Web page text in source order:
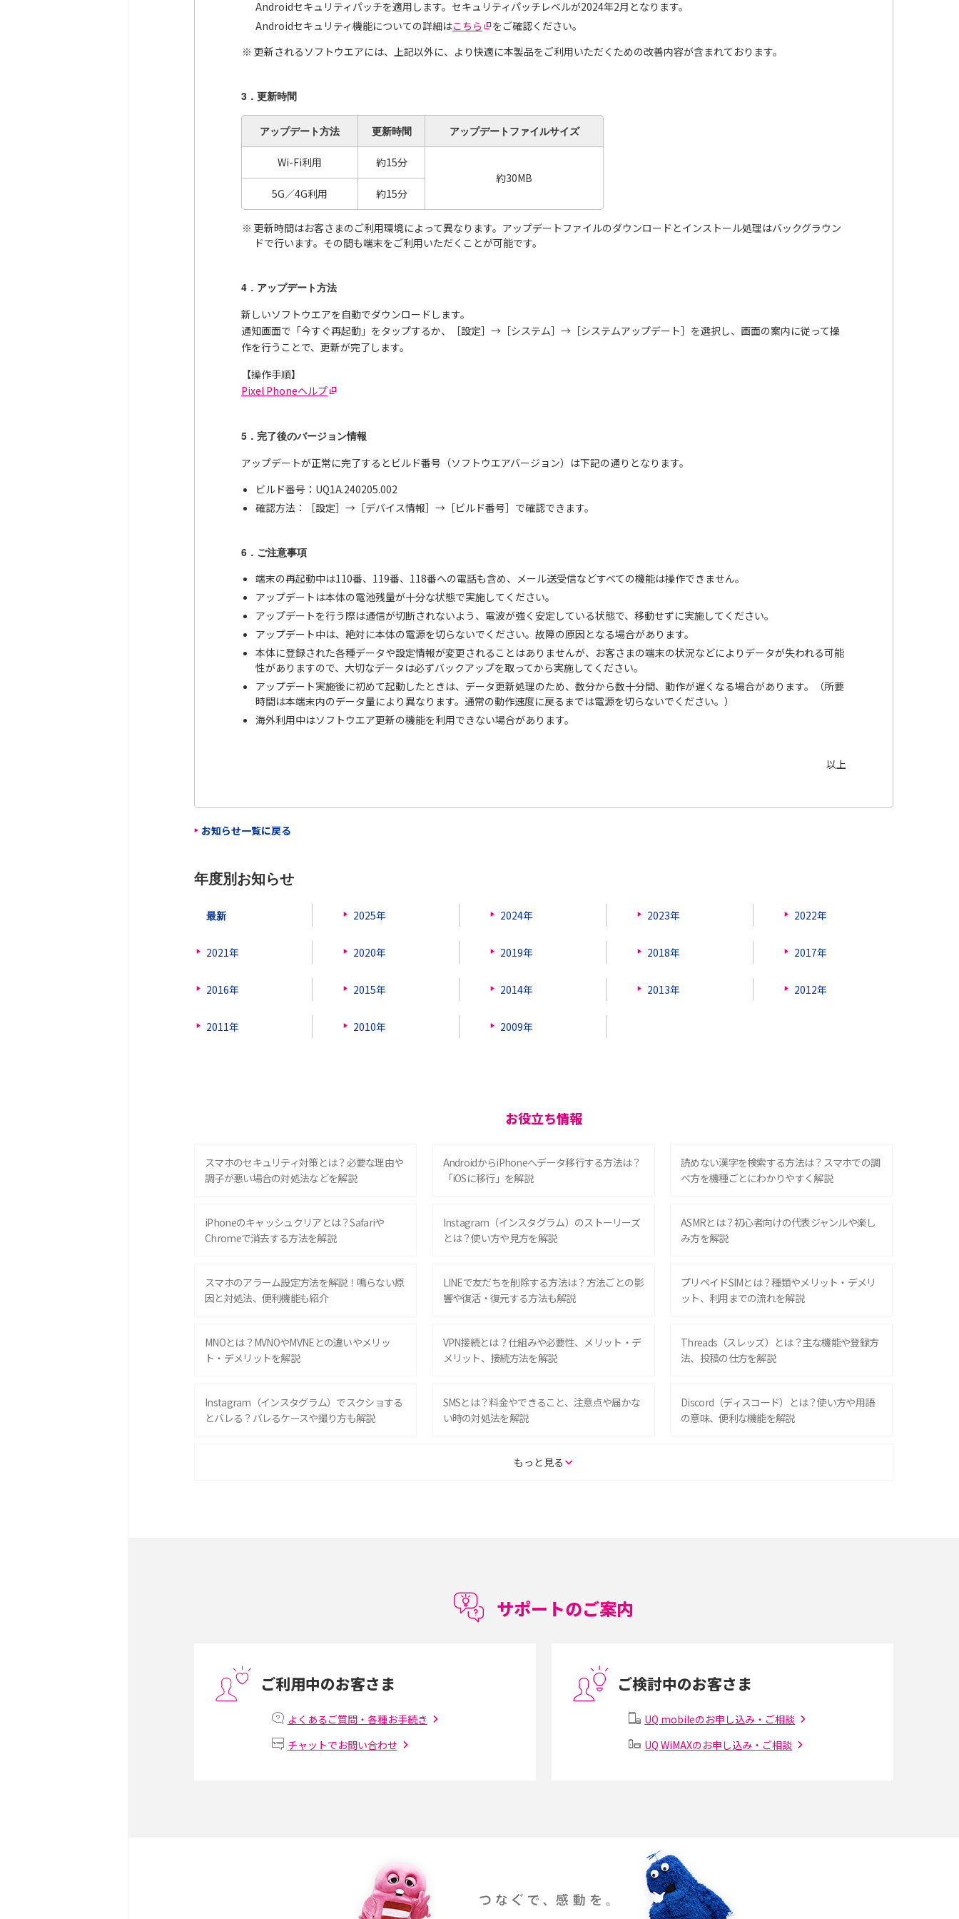
Androidセキュリティパッチを適用します。セキュリティパッチレベルが2024年2月となります。
Androidセキュリティ機能についての詳細はこちら
をご確認ください。
更新されるソフトウエアには、上記以外に、より快適に本製品をご利用いただくための改善内容が含まれております。
3．更新時間
アップデート方法 更新時間 アップデート ファイルサイズ
Wi-Fi利用
約15分
約30MB
5G／4G利用
約15分
更新時間はお客さまのご利用環境によって異なります。アップデートファイルのダウンロードとインストール処理はバックグラウン
ドで行います。その間も端末をご利用いただくことが可能です。
4．アップデート方法
新しいソフトウエアを自動でダウンロードします。
通知画面で「今すぐ再起動」をタップするか、［設定］→［システム］→［システムアップデート］を選択し、画面の案内に従って操
作を行うことで、更新が完了します。
【操作手順】
Pixel Phoneヘルプ
5．完了後のバージョン情報
アップデートが正常に完了するとビルド番号（ソフトウエアバージョン）は下記の通りとなります。
ビルド番号：UQ1A.240205.002
確認方法：［設定］→［デバイス情報］→［ビルド番号］で確認できます。
6．ご注意事項
端末の再起動中は110番、119番、118番への電話も含め、メール送受信などすべての機能は操作できません。
アップデートは本体の電池残量が十分な状態で実施してください。
アップデートを行う際は通信が切断されないよう、電波が強く安定している状態で、移動せずに実施してください。
アップデート中は、絶対に本体の電源を切らないでください。故障の原因となる場合があります。
本体に登録された各種データや設定情報が変更されることはありませんが、お客さまの端末の状況などによりデータが失われる可能
性がありますので、大切なデータは必ずバックアップを取ってから実施してください。
アップデート実施後に初めて起動したときは、データ更新処理のため、数分から数十分間、動作が遅くなる場合があります。（所要
時間は本端末内のデータ量により異なります。通常の動作速度に戻るまでは電源を切らないでください。）
海外利用中はソフトウエア更新の機能を利用できない場合があります。
以上
お知らせ一覧に戻る
年度別お知らせ
最新 2025年 2024年 2023年 2022年
2021年 2020年 2019年 2018年 2017年
2016年 2015年 2014年 2013年 2012年
2011年 2010年 2009年
お役立ち情報
スマホのセキュリティ対策とは？必要な理由や
調子が悪い場合の対処法などを解説
AndroidからiPhoneへデータ移行する方法は？
「iOSに移行」を解説
読めない漢字を検索する方法は？スマホでの調
べ方を機種ごとにわかりやすく解説
iPhoneのキャッシュクリアとは？Safariや
Chromeで消去する方法を解説
Instagram（インスタグラム）のストーリーズ
とは？使い方や見方を解説
ASMRとは？初心者向けの代表ジャンルや楽し
み方を解説
スマホのアラーム設定方法を解説！鳴らない原
因と対処法、便利機能も紹介
LINEで友だちを削除する方法は？方法ごとの影
響や復活・復元する方法も解説
プリペイドSIMとは？種類やメリット・デメリ
ット、利用までの流れを解説
MNOとは？MVNOやMVNEとの違いやメリッ
ト・デメリットを解説
VPN接続とは？仕組みや必要性、メリット・デ
メリット、接続方法を解説
Threads（スレッズ）とは？主な機能や登録方
法、投稿の仕方を解説
Instagram（インスタグラム）でスクショする
とバレる？バレるケースや撮り方も解説
SMSとは？料金やできること、注意点や届かな
い時の対処法を解説
Discord（ディスコード）とは？使い方や用語
の意味、便利な機能を解説
iPhone 16eとiPhone 14を徹底比較！スペッ
ト・デメリットを詳しく紹介
非通知設定とは？184で電話をかける方法や
iPhone・Androidの設定を解説
iCloudの使用容量を減らす9つの方法！使用状
の設定方法やおススメを紹介
LINEの着信音や通知音の設定・変更方法を解
着信拒否とは？設定方法やブロックした番号の
LINEでブロックされているか確認する方法は？
手順や注意点を解説
もっと見る
サポートのご案内
ご利用中のお客さま
よくあるご質問・各種お手続き
チャットでお問い合わせ
ご検討中のお客さま
UQ mobileのお申し込み・ご相談
UQ WiMAXのお申し込み・ご相談